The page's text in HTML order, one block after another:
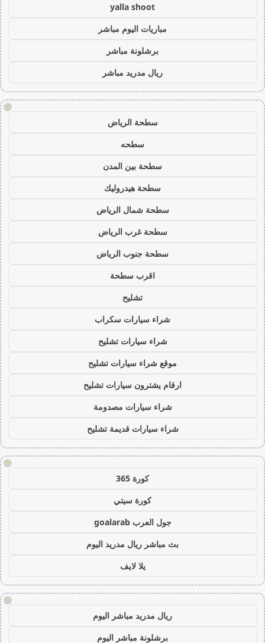
yalla shoot
مباريات اليوم مباشر
برشلونة مباشر
ريال مدريد مباشر
!
سطحة الرياض
سطحه
سطحة بين المدن
سطحة هيدروليك
سطحة شمال الرياض
سطحة غرب الرياض
سطحة جنوب الرياض
اقرب سطحة
تشليح
شراء سيارات سكراب
شراء سيارات تشليح
موقع شراء سيارات تشليح
ارقام يشترون سيارات تشليح
شراء سيارات مصدومة
شراء سيارات قديمة تشليح
!
كورة 365
كورة سيتي
جول العرب goalarab
بث مباشر ريال مدريد اليوم
يلا لايف
!
ريال مدريد مباشر اليوم
برشلونة مباشر اليوم